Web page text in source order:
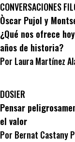
CONVERSACIONES
Òscar Pujol y
¿Qué nos ofrece
años de historia?
Por Laura Martínez
DOSIER
Pensar
el valor
Por Bernat Castany